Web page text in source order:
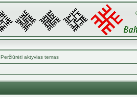
Peržiūrėti aktyvias temas